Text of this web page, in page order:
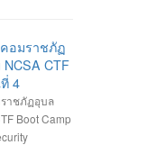
คะแนน
ธนภูมิ รัตน
แนนได้ 500
นี้ RERU
สารสนเทศ
รการรักษา
าสมหามงคล
พรพะยอม
ารย์ธรรม
ชัยมงคลและ
ธานี
อมราชภัฏ
CTF
4
าชภัฏอุบล
Boot Camp